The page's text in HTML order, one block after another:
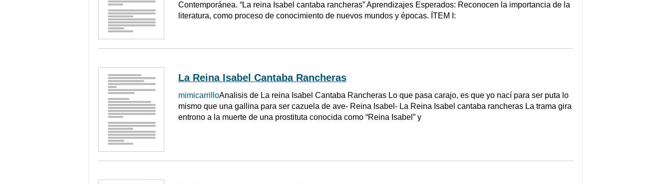
Contemporánea. “La reina Isabel cantaba rancheras” Aprendizajes Esperados: Reconocen la importancia de la
literatura, como proceso de conocimiento de nuevos mundos y épocas. ÍTEM I:
La Reina Isabel Cantaba Rancheras
mimicarrilloAnalisis de La reina Isabel Cantaba Rancheras Lo que pasa carajo, es que yo nací para ser puta lo
mismo que una gallina para ser cazuela de ave- Reina Isabel- La Reina Isabel cantaba rancheras La trama gira
entrono a la muerte de una prostituta conocida como “Reina Isabel” y